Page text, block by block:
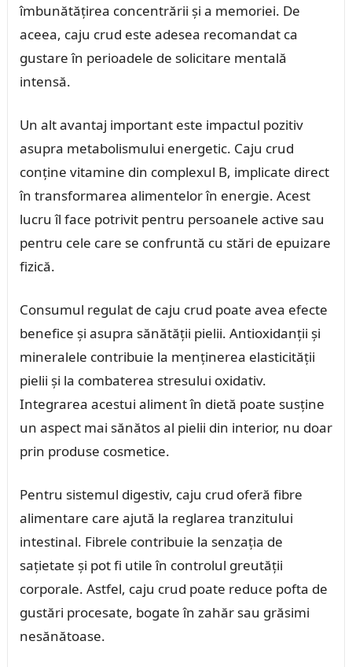
îmbunătățirea concentrării și a memoriei. De
aceea, caju crud este adesea recomandat ca
gustare în perioadele de solicitare mentală
intensă.
Un alt avantaj important este impactul pozitiv
asupra metabolismului energetic. Caju crud
conține vitamine din complexul B, implicate direct
în transformarea alimentelor în energie. Acest
lucru îl face potrivit pentru persoanele active sau
pentru cele care se confruntă cu stări de epuizare
fizică.
Consumul regulat de caju crud poate avea efecte
benefice și asupra sănătății pielii. Antioxidanții și
mineralele contribuie la menținerea elasticității
pielii și la combaterea stresului oxidativ.
Integrarea acestui aliment în dietă poate susține
un aspect mai sănătos al pielii din interior, nu doar
prin produse cosmetice.
Pentru sistemul digestiv, caju crud oferă fibre
alimentare care ajută la reglarea tranzitului
intestinal. Fibrele contribuie la senzația de
sațietate și pot fi utile în controlul greutății
corporale. Astfel, caju crud poate reduce pofta de
gustări procesate, bogate în zahăr sau grăsimi
nesănătoase.